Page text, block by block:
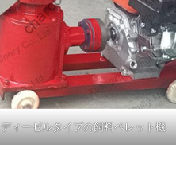
ディーゼルタイプの飼料ペレット機